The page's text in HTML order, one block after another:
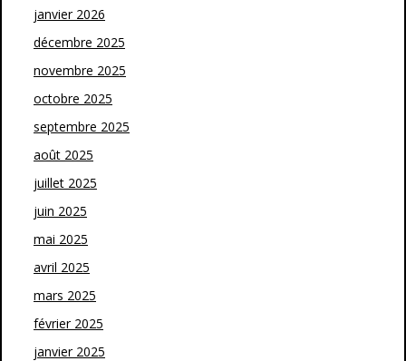
janvier 2026
décembre 2025
novembre 2025
octobre 2025
septembre 2025
août 2025
juillet 2025
juin 2025
mai 2025
avril 2025
mars 2025
février 2025
janvier 2025